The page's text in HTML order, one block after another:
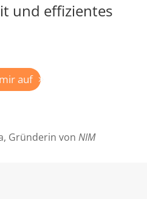
und effizientes
auf
Gründerin vonNIM